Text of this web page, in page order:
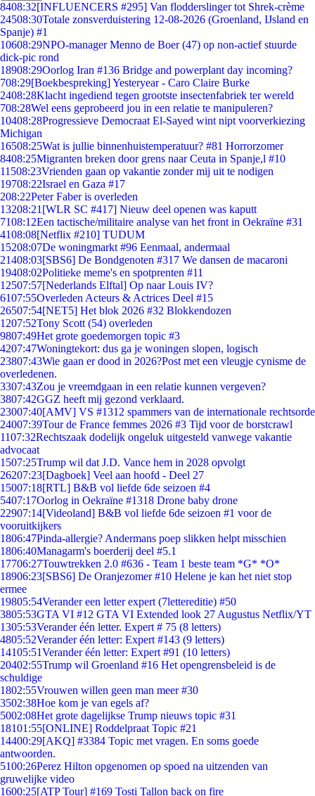
8408:32[INFLUENCERS #295] Van flodderslinger tot Shrek-crème
24508:30Totale zonsverduistering 12-08-2026 (Groenland, IJsland en
Spanje) #1
10608:29NPO-manager Menno de Boer (47) op non-actief stuurde
dick-pic rond
18908:29Oorlog Iran #136 Bridge and powerplant day incoming?
708:29[Boekbespreking] Yesteryear - Caro Claire Burke
2408:28Klacht ingediend tegen grootste insectenfabriek ter wereld
708:28Wel eens geprobeerd jou in een relatie te manipuleren?
10408:28Progressieve Democraat El-Sayed wint nipt voorverkiezing
Michigan
16508:25Wat is jullie binnenhuistemperatuur? #81 Horrorzomer
8408:25Migranten breken door grens naar Ceuta in Spanje,l #10
11508:23Vrienden gaan op vakantie zonder mij uit te nodigen
19708:22Israel en Gaza #17
208:22Peter Faber is overleden
13208:21 [WLR SC #417] Nieuw deel openen was kaputt
7108:12Een tactische/militaire analyse van het front in Oekraïne #31
4108:08[Netflix #210] TUDUM
15208:07De woningmarkt #96 Eenmaal, andermaal
21408:03[SBS6] De Bondgenoten #317 We dansen de macaroni
19408:02Politieke meme's en spotprenten #11
12507:57[Nederlands Elftal] Op naar Louis IV?
6107:55Overleden Acteurs & Actrices Deel #15
26507:54[NET5] Het blok 2026 #32 Blokkendozen
1207:52Tony Scott (54) overleden
9807:49Het grote goedemorgen topic #3
4207:47Woningtekort: dus ga je woningen slopen, logisch
23807:43Wie gaan er dood in 2026?Post met een vleugje cynisme de
overledenen.
3307:43Zou je vreemdgaan in een relatie kunnen vergeven?
3807:42GGZ heeft mij gezond verklaard.
23007:40[AMV] VS #1312 spammers van de internationale rechtsorde
24007:39Tour de France femmes 2026 #3 Tijd voor de borstcrawl
1107:32Rechtszaak dodelijk ongeluk uitgesteld vanwege vakantie
advocaat
1507:25Trump wil dat J.D. Vance hem in 2028 opvolgt
26207:23[Dagboek] Veel aan hoofd - Deel 27
15007:18[RTL] B&B vol liefde 6de seizoen #4
5407:17Oorlog in Oekraïne #1318 Drone baby drone
22907:14[Videoland] B&B vol liefde 6de seizoen #1 voor de
vooruitkijkers
1806:47Pinda-allergie? Andermans poep slikken helpt misschien
1806:40Managarm's boerderij deel #5.1
17706:27Touwtrekken 2.0 #636 - Team 1 beste team *G* *O*
18906:23[SBS6] De Oranjezomer #10 Helene je kan het niet stop
ermee
19805:54Verander een letter expert (7lettereditie) #50
3805:53GTA VI #12 GTA VI Extended look 27 Augustus Netflix/YT
1305:53Verander één letter. Expert # 75 (8 letters)
4805:52Verander één letter: Expert #143 (9 letters)
14105:51Verander één letter: Expert #91 (10 letters)
20402:55Trump wil Groenland #16 Het opengrensbeleid is de
schuldige
1802:55Vrouwen willen geen man meer #30
3502:38Hoe kom je van egels af?
5002:08Het grote dagelijkse Trump nieuws topic #31
18101:55[ONLINE] Roddelpraat Topic #21
14400:29[AKQ] #3384 Topic met vragen. En soms goede
antwoorden.
5100:26Perez Hilton opgenomen op spoed na uitzenden van
gruwelijke video
1600:25[ATP Tour] #169 Tosti Tallon back on fire